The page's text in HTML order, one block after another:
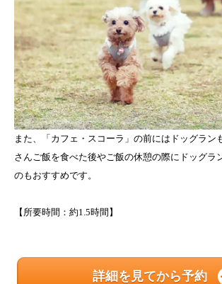
また、「カフェ・スコーラ」の前にはドッグラン
さんご飯を食べた後やご飯の休憩の際にドッグラ
のもおすすめです。
【所要時間：約1.5時間】
詳細を見てから予約